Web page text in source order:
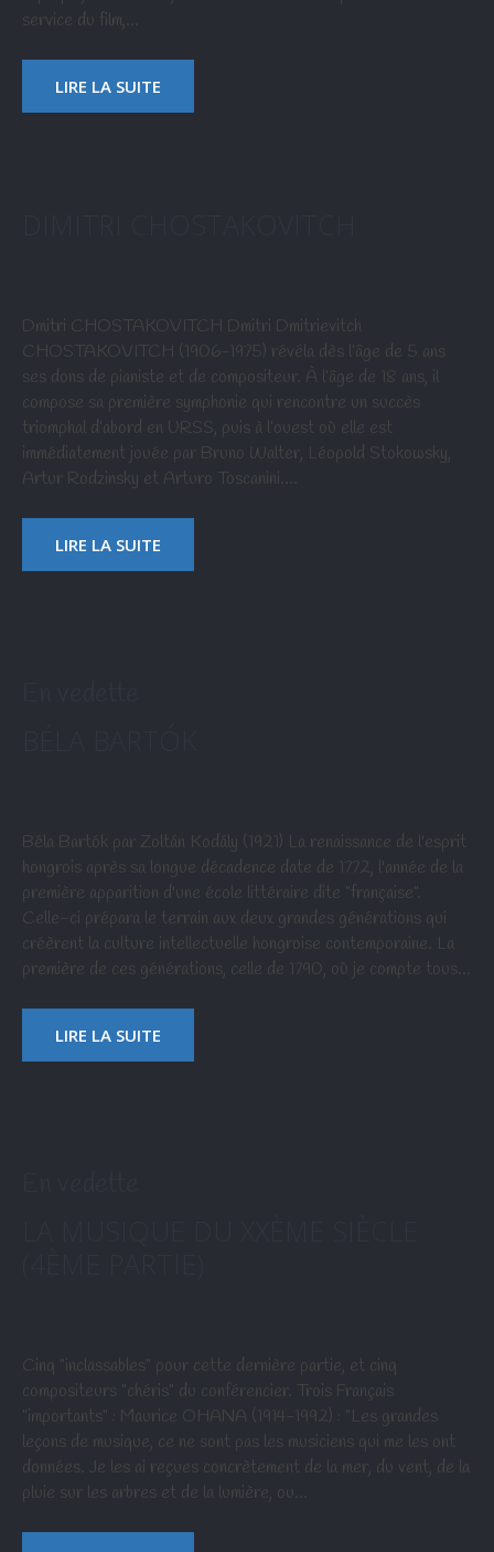
service du film,…
LIRE LA SUITE
Dmitri CHOSTAKOVITCH Dmitri Dmitrievitch
CHOSTAKOVITCH (1906-1975) révéla dès l’âge de 5 ans
ses dons de pianiste et de compositeur. À l’âge de 18 ans, il
compose sa première symphonie qui rencontre un succès
triomphal d’abord en URSS, puis à l’ouest où elle est
immédiatement jouée par Bruno Walter, Léopold Stokowsky,
Artur Rodzinsky et Arturo Toscanini.…
LIRE LA SUITE
Béla Bartók par Zoltán Kodály (1921) La renaissance de l'esprit
hongrois après sa longue décadence date de 1772, l'année de la
première apparition d'une école littéraire dite "française".
Celle-ci prépara le terrain aux deux grandes générations qui
créèrent la culture intellectuelle hongroise contemporaine. La
première de ces générations, celle de 1790, où je compte tous…
LIRE LA SUITE
Cinq "inclassables" pour cette dernière partie, et cinq
compositeurs "chéris" du conférencier. Trois Français
"importants" : Maurice OHANA (1914-1992) : "Les grandes
leçons de musique, ce ne sont pas les musiciens qui me les ont
données. Je les ai reçues concrètement de la mer, du vent, de la
pluie sur les arbres et de la lumière, ou…